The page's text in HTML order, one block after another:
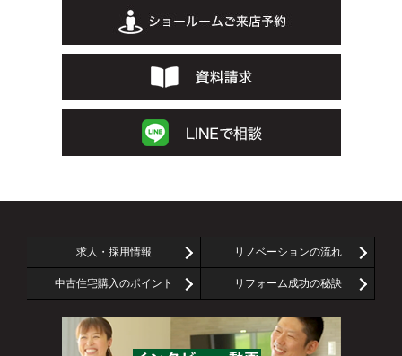
求人・採用情報 リノベーションの流れ
中古住宅購入のポイント リフォーム成功の秘訣